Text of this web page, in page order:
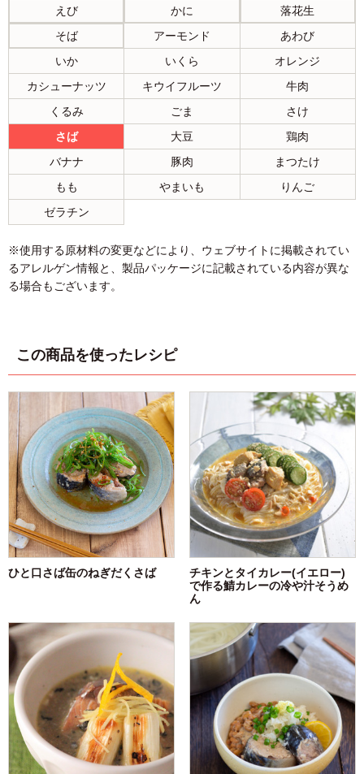
えび
かに
落花生
そば
アーモンド
あわび
いか
いくら
オレンジ
カシューナッツ
キウイフルーツ
牛肉
くるみ
ごま
さけ
さば
大豆
鶏肉
バナナ
豚肉
まつたけ
もも
やまいも
りんご
ゼラチン
※使用する原材料の変更などにより、ウェブサイトに掲載されてい
るアレルゲン情報と、製品パッケージに記載されている内容が異な
る場合もございます。
この商品を使ったレシピ
ひと口さば缶のねぎだくさば
チキンとタイカレー(イエロー)
で作る鯖カレーの冷や汁そうめ
ん